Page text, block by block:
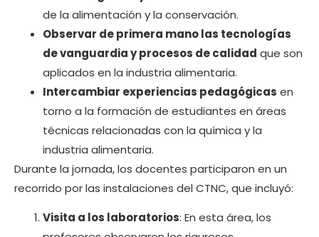
de la alimentación y la conservación.
Observar de primera mano las tecnologías
de vanguardia y procesos de calidad que son
aplicados en la industria alimentaria.
Intercambiar experiencias pedagógicas en
torno a la formación de estudiantes en áreas
técnicas relacionadas con la química y la
industria alimentaria.
Durante la jornada, los docentes participaron en un
recorrido por las instalaciones del CTNC, que incluyó:
Visita a los laboratorios: En esta área, los